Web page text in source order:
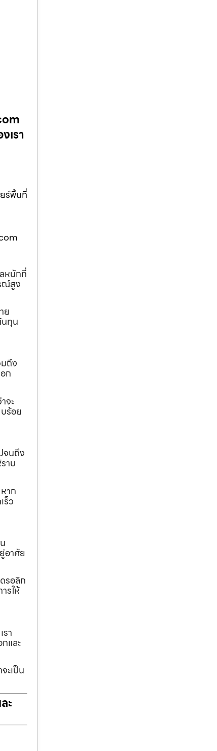
เรา
ร์พื้นที่
หนักที่
ณ์สูง
ย
นทุน
ถึง
ก
จะ
ร้อย
จนถึง
าบ
าก
ร็ว
อาศัย
รอลิก
รให้
รา
และ
ะเป็น
ะ